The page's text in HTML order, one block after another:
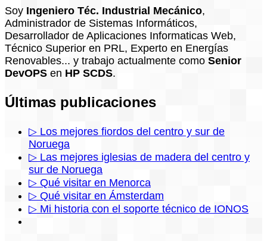
Soy Ingeniero Téc. Industrial Mecánico,
Administrador de Sistemas Informáticos,
Desarrollador de Aplicaciones Informaticas Web,
Técnico Superior en PRL, Experto en Energías
Renovables... y trabajo actualmente como Senior
DevOPS en HP SCDS.
Últimas publicaciones
▷ Los mejores fiordos del centro y sur de
Noruega
▷ Las mejores iglesias de madera del centro y
sur de Noruega
▷ Qué visitar en Menorca
▷ Qué visitar en Ámsterdam
▷ Mi historia con el soporte técnico de IONOS